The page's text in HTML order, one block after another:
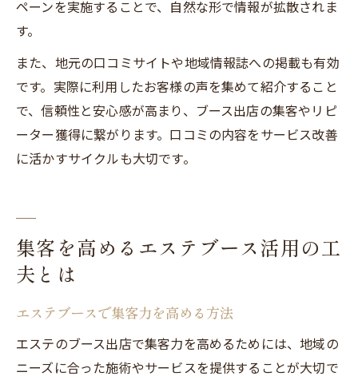
ペーンを実施することで、自然な形で情報が拡散されま
す。
また、地元の口コミサイトや地域情報誌への掲載も有効
です。実際に利用したお客様の声を集めて紹介すること
で、信頼性と安心感が高まり、ブース出店の集客やリピ
ーター獲得に繋がります。口コミの内容をサービス改善
に活かすサイクルも大切です。
集客を高めるエステブース活用の工
夫とは
エステブースで集客力を高める方法
エステのブース出店で集客力を高めるためには、地域の
ニーズに合った施術やサービスを提供することが大切で